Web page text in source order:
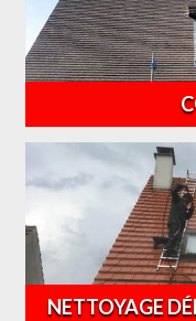
NETTOYAGE